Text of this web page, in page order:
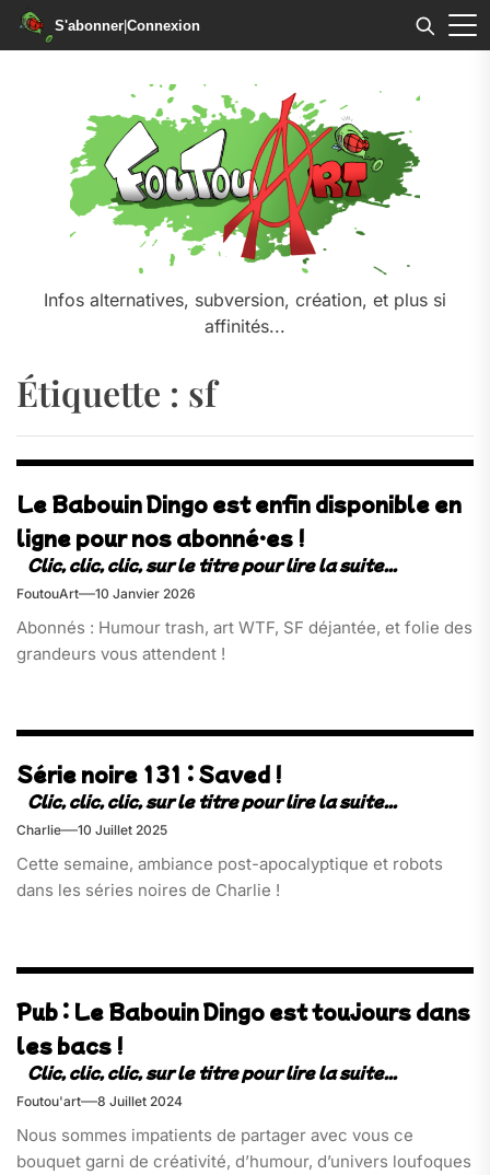
S'abonner|Connexion
Infos alternatives, subversion, création, et plus si
affinités...
Étiquette : sf
Le Babouin Dingo est enfin disponible en
ligne pour nos abonné·es !
FoutouArt 10 Janvier 2026
Abonnés : Humour trash, art WTF, SF déjantée, et folie des
grandeurs vous attendent !
Série noire 131 : Saved !
Charlie 10 Juillet 2025
Cette semaine, ambiance post-apocalyptique et robots
dans les séries noires de Charlie !
Pub : Le Babouin Dingo est toujours dans
les bacs !
Foutou'art 8 Juillet 2024
Nous sommes impatients de partager avec vous ce
bouquet garni de créativité, d’humour, d’univers loufoques